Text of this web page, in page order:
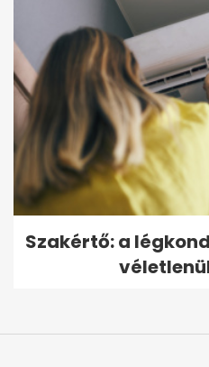
Szakértő: a